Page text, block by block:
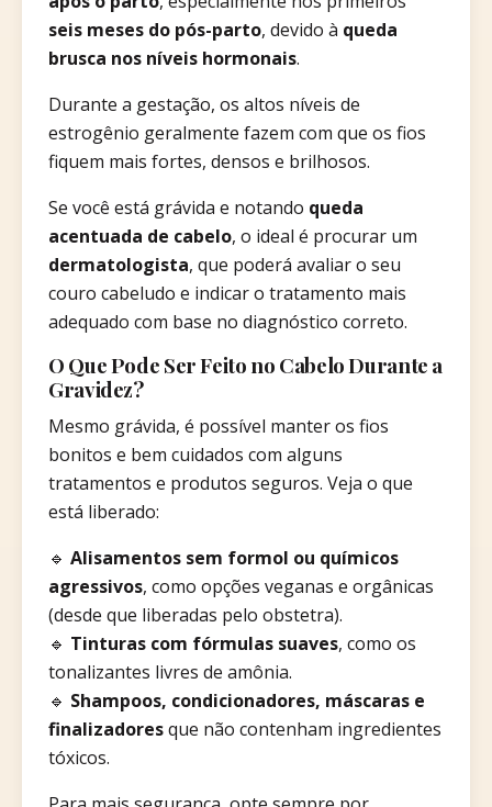
seis meses do pós-parto, devido à queda
brusca nos níveis hormonais.
Durante a gestação, os altos níveis de
estrogênio geralmente fazem com que os fios
fiquem mais fortes, densos e brilhosos.
Se você está grávida e notando queda
acentuada de cabelo, o ideal é procurar um
dermatologista, que poderá avaliar o seu
couro cabeludo e indicar o tratamento mais
adequado com base no diagnóstico correto.
O Que Pode Ser Feito no Cabelo Durante a
Gravidez?
Mesmo grávida, é possível manter os fios
bonitos e bem cuidados com alguns
tratamentos e produtos seguros. Veja o que
está liberado:
🔹 Alisamentos sem formol ou químicos
agressivos, como opções veganas e orgânicas
(desde que liberadas pelo obstetra).
🔹 Tinturas com fórmulas suaves, como os
tonalizantes livres de amônia.
🔹 Shampoos, condicionadores, máscaras e
finalizadoresque não contenham ingredientes
tóxicos.